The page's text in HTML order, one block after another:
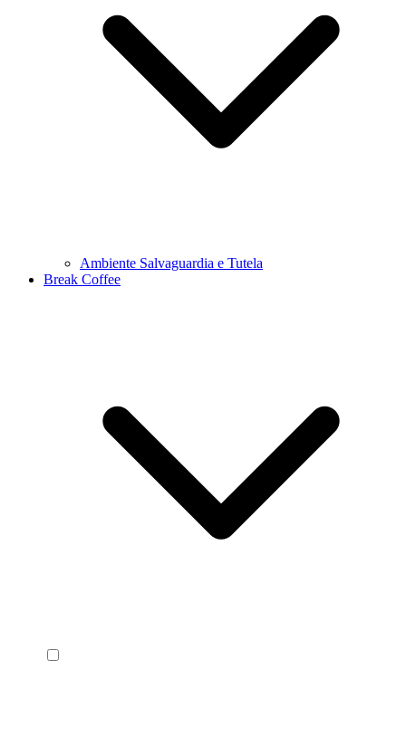
Ambiente Salvaguardia e Tutela
Break Coffee